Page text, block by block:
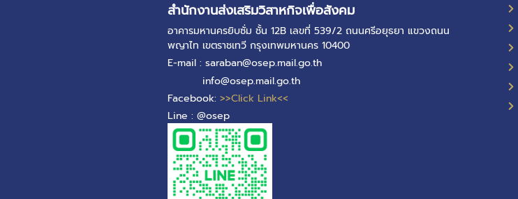
สำนักงานส่งเสริมวิสาหกิจเพื่อสังคม
อาคารมหานครยิบซั่ม ชั้น 12B เลขที่ 539/2 ถนนศรีอยุธยา แขวงถนน
พญาไท เขตราชเทวี กรุงเทพมหานคร 10400
E-mail : saraban@osep.mail.go.th
info@osep.mail.go.th
Facebook: >>Click Link<<
Line : @osep